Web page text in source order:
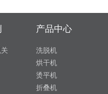
产品中心
洗脱机
烘干机
烫平机
折叠机